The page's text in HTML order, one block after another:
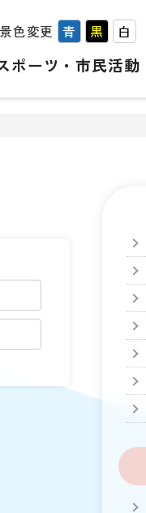
色変更 青 黒 白
ポーツ・市民活動